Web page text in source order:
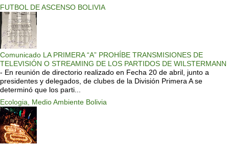
FUTBOL DE ASCENSO BOLIVIA
Comunicado LA PRIMERA “A” PROHÍBE TRANSMISIONES DE
TELEVISIÓN O STREAMING DE LOS PARTIDOS DE WILSTERMANN
- En reunión de directorio realizado en Fecha 20 de abril, junto a
presidentes y delegados, de clubes de la División Primera A se
determinó que los parti...
Ecologia, Medio Ambiente Bolivia